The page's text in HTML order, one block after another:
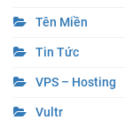
Tên Miền
Tin Tức
VPS – Hosting
Vultr